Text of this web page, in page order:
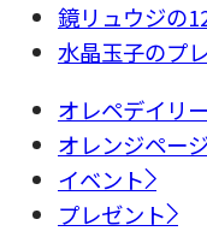
鏡リュウジの
水晶玉子のプ
オレペデイリー
オレンジペー
イベント
プレゼント